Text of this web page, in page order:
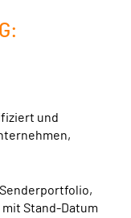
und
Stand-Datum